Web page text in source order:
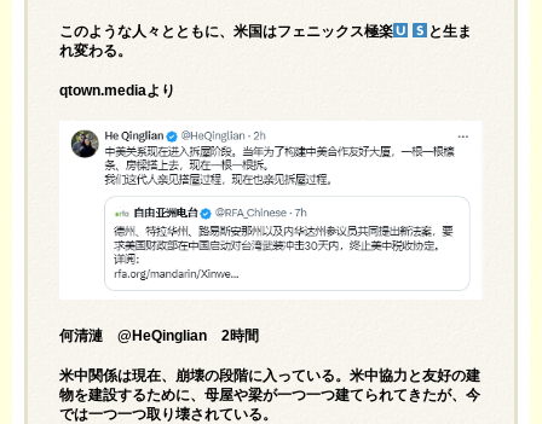
このような人々とともに、米国はフェニックス極楽
と生ま
れ変わる。
qtown.mediaより
何清漣 @HeQinglian 2時間
米中関係は現在、崩壊の段階に入っている。米中協力と友好の建
物を建設するために、母屋や梁が一つ一つ建てられてきたが、今
では一つ一つ取り壊されている。